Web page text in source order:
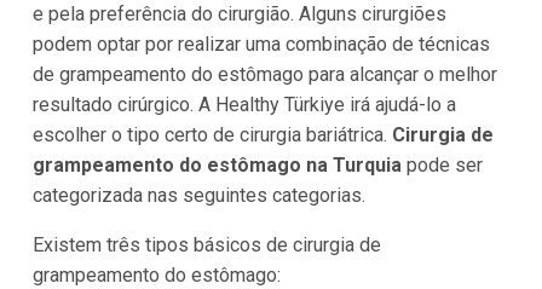
e pela preferência do cirurgião. Alguns cirurgiões
podem optar por realizar uma combinação de técnicas
de grampeamento do estômago para alcançar o melhor
resultado cirúrgico. A Healthy Türkiye irá ajudá-lo a
escolher o tipo certo de cirurgia bariátrica. Cirurgia de
grampeamento do estômago na Turquia pode ser
categorizada nas seguintes categorias.
Existem três tipos básicos de cirurgia de
grampeamento do estômago: